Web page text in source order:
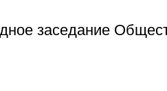
заседание